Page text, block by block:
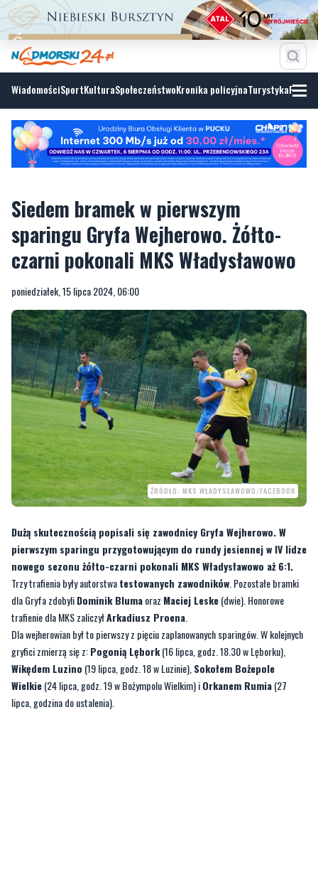
WiadomościSportKulturaSpołeczeństwoKronika policyjnaTurystyka
Siedem bramek w pierwszym
sparingu Gryfa Wejherowo. Żółto-
czarni pokonali MKS Władysławowo
poniedziałek, 15 lipca 2024, 06:00
ŹRÓDŁO: MKS WŁADYSŁAWOWO/FACEBOOK
Dużą skutecznością popisali się zawodnicy Gryfa Wejherowo. W
pierwszym sparingu przygotowującym do rundy jesiennej w IV lidze
nowego sezonu żółto-czarni pokonali MKS Władysławowo aż 6:1.
Trzy trafienia były autorstwatestowanych zawodników. Pozostałe bramki
dla Gryfa zdobyliDominik Blumaoraz Maciej Leske(dwie). Honorowe
trafienie dla MKS zaliczyłArkadiusz Proena.
Dla wejherowian był to pierwszy z pięciu zaplanowanych sparingów. W kolejnych
gryfici zmierzą się z:Pogonią Lębork(16 lipca, godz. 18.30 w Lęborku),
Wikędem Luzino (19 lipca, godz. 18 w Luzinie),Sokołem Bożepole
Wielkie(24 lipca, godz. 19 w Bożympolu Wielkim) iOrkanem Rumia(27
lipca, godzina do ustalenia).